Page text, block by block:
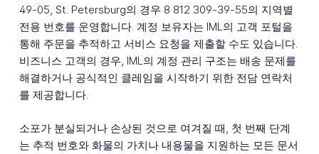
49-05, St. Petersburg의 경우 8 812 309-39-55의 지역별
전용 번호를 운영합니다. 계정 보유자는 IML의 고객 포털을
통해 주문을 추적하고 서비스 요청을 제출할 수도 있습니다.
비즈니스 고객의 경우, IML의 계정 관리 구조는 배송 문제를
해결하거나 공식적인 클레임을 시작하기 위한 전담 연락처
를 제공합니다.
소포가 분실되거나 손상된 것으로 여겨질 때, 첫 번째 단계
는 추적 번호와 화물의 가치나 내용물을 지원하는 모든 문서